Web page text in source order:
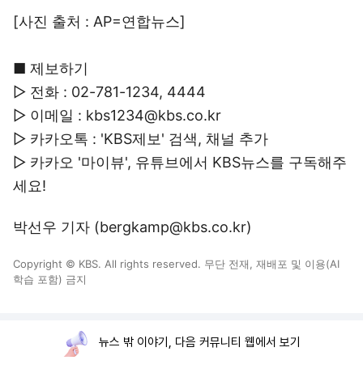
[사진 출처 : AP=연합뉴스]
■ 제보하기
▷ 전화 : 02-781-1234, 4444
▷ 이메일 : kbs1234@kbs.co.kr
▷ 카카오톡 : 'KBS제보' 검색, 채널 추가
▷ 카카오 '마이뷰', 유튜브에서 KBS뉴스를 구독해주
세요!
박선우 기자 (bergkamp@kbs.co.kr)
Copyright © KBS. All rights reserved. 무단 전재, 재배포 및 이용(AI
학습 포함) 금지
뉴스 밖 이야기, 다음 커뮤니티 웹에서 보기